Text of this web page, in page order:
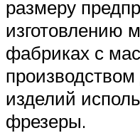
размеру
изготовлению
фабриках с
изделий
фрезеры.